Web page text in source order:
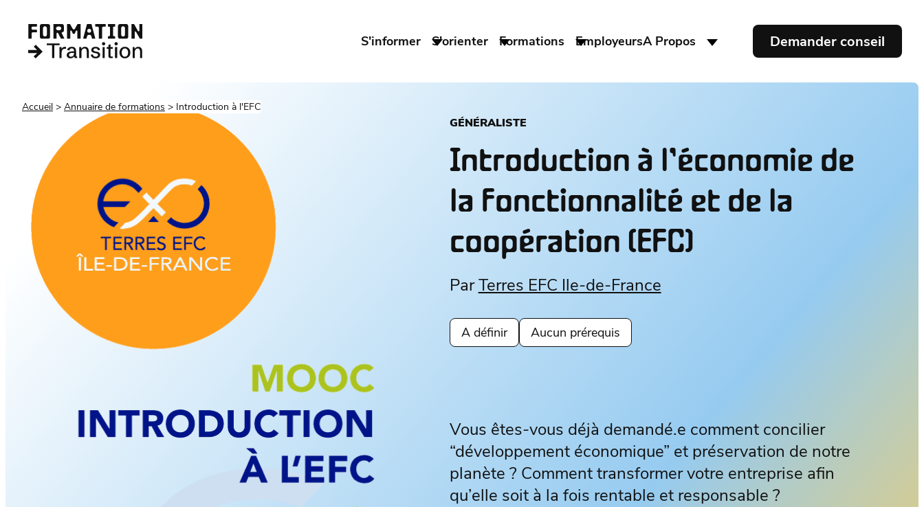
S'informer S'orienter Formations EmployeursA Propos Demander conseil
Accueil Annuaire de formations Introduction à l'EFC
GÉNÉRALISTE
Introduction à l’économie de
la fonctionnalité et de la
coopération (EFC)
ParTerres EFC Ile-de-France
A définir Aucun prérequis
Vous êtes-vous déjà demandé.e comment concilier
“développement économique” et préservation de notre
planète ? Comment transformer votre entreprise afin
qu’elle soit à la fois rentable et responsable ?